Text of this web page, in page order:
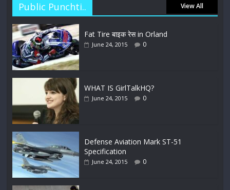
Public Punchti.. View All
Fat Tire बाइक रेस in Orland
June 24, 2015 0
WHAT IS GirlTalkHQ?
June 24, 2015 0
Defense Aviation Mark ST-51
Specification
June 24, 2015 0